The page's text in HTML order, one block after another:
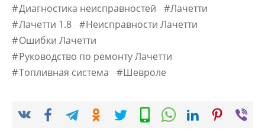
Диагностика неисправностей
Лачетти
Лачетти 1.8
Неисправности Лачетти
Ошибки Лачетти
Руководство по ремонту Лачетти
Топливная система
Шевроле